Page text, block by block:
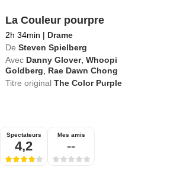
La Couleur pourpre
2h 34min | Drame
De Steven Spielberg
Avec Danny Glover,Whoopi
Goldberg
Rae Dawn Chong
Titre originalThe Color Purple
Spectateurs
4,2
Mes amis
--